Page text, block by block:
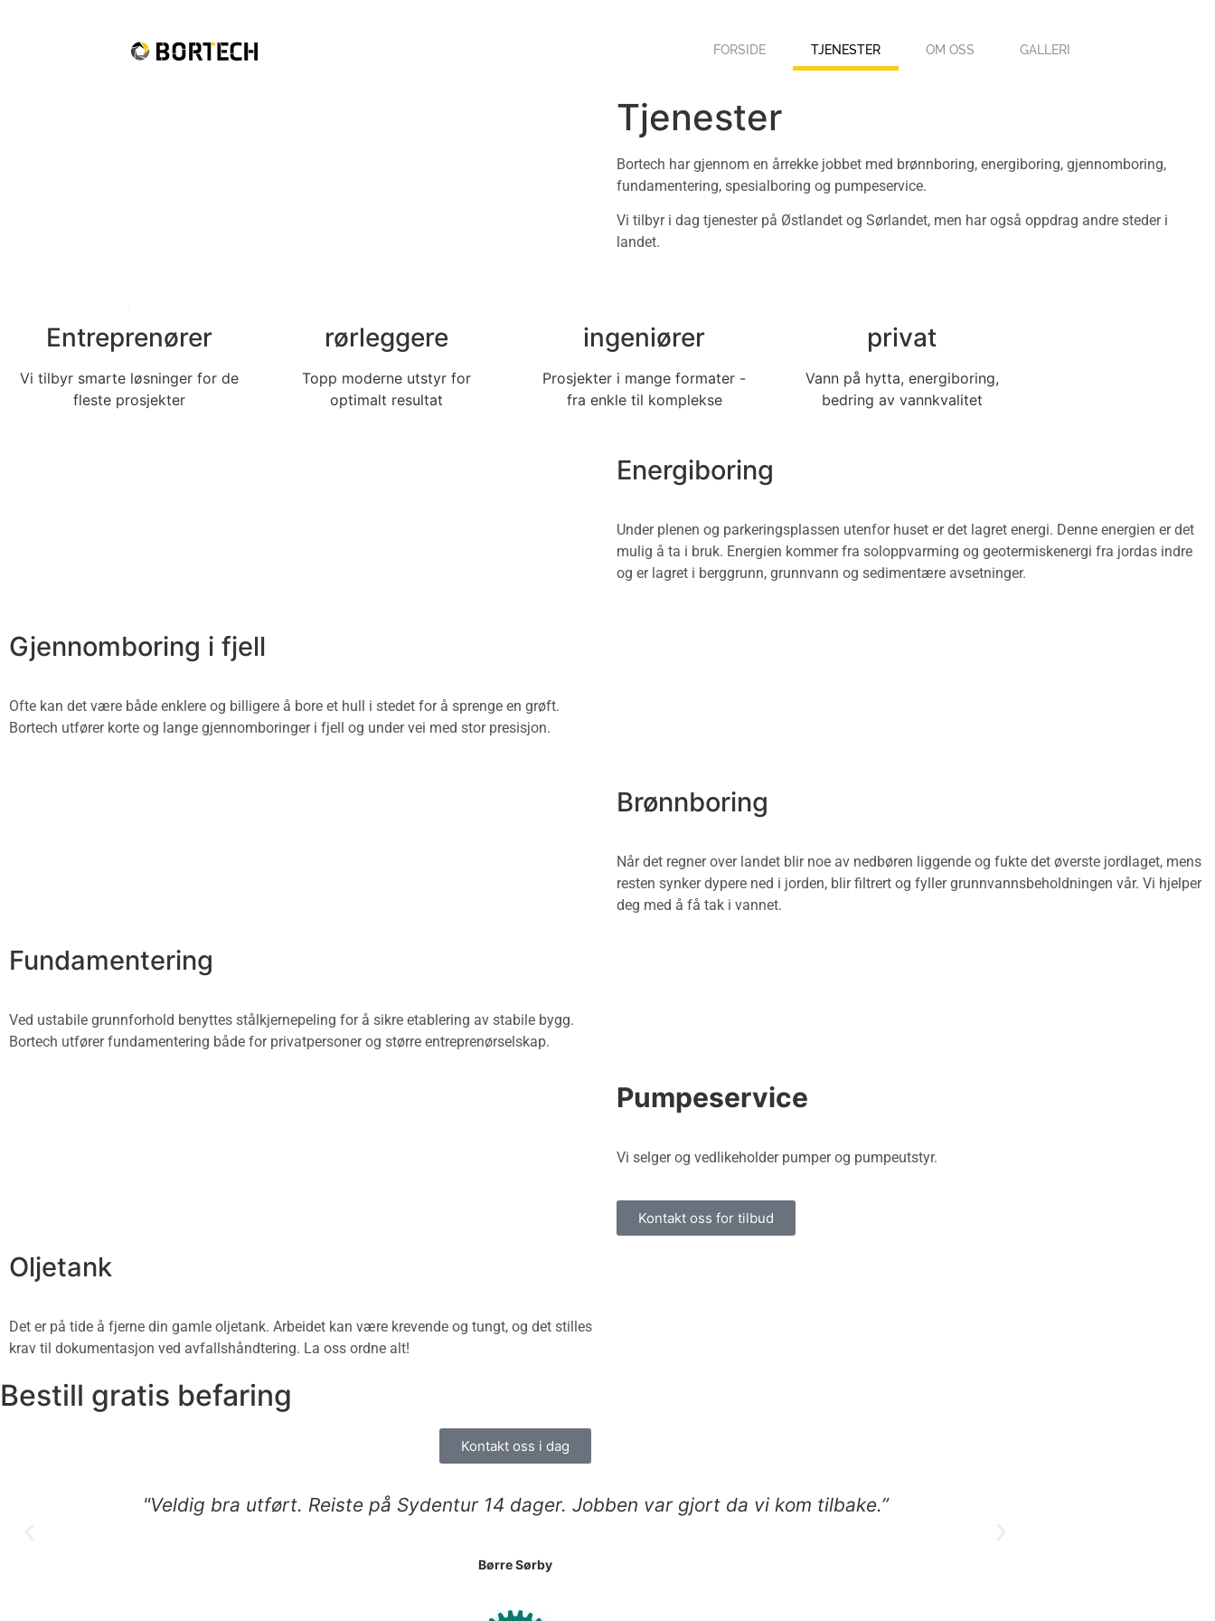
FORSIDE TJENESTER OM OSS GALLERI
Tjenester
Bortech har gjennom en årrekke jobbet med brønnboring, energiboring, gjennomboring,
fundamentering, spesialboring og pumpeservice.
Vi tilbyr i dag tjenester på Østlandet og Sørlandet, men har også oppdrag andre steder i
landet.
Entreprenører
Vi tilbyr smarte løsninger for de
fleste prosjekter
rørleggere
Topp moderne utstyr for
optimalt resultat
ingeniører
Prosjekter i mange formater -
fra enkle til komplekse
privat
Vann på hytta, energiboring,
bedring av vannkvalitet
Energiboring
Under plenen og parkeringsplassen utenfor huset er det lagret energi. Denne energien er det
mulig å ta i bruk. Energien kommer fra soloppvarming og geotermiskenergi fra jordas indre
og er lagret i berggrunn, grunnvann og sedimentære avsetninger.
Gjennomboring i fjell
Ofte kan det være både enklere og billigere å bore et hull i stedet for å sprenge en grøft.
Bortech utfører korte og lange gjennomboringer i fjell og under vei med stor presisjon.
Brønnboring
Når det regner over landet blir noe av nedbøren liggende og fukte det øverste jordlaget, mens
resten synker dypere ned i jorden, blir filtrert og fyller grunnvannsbeholdningen vår. Vi hjelper
deg med å få tak i vannet.
Fundamentering
Ved ustabile grunnforhold benyttes stålkjernepeling for å sikre etablering av stabile bygg.
Bortech utfører fundamentering både for privatpersoner og større entreprenørselskap.
Pumpeservice
Vi selger og vedlikeholder pumper og pumpeutstyr.
Kontakt oss for tilbud
Oljetank
Det er på tide å fjerne din gamle oljetank. Arbeidet kan være krevende og tungt, og det stilles
krav til dokumentasjon ved avfallshåndtering. La oss ordne alt!
Bestill gratis befaring
Kontakt oss i dag
"Veldig bra utført. Reiste på Sydentur 14 dager. Jobben var gjort da vi kom tilbake.”
Børre Sørby